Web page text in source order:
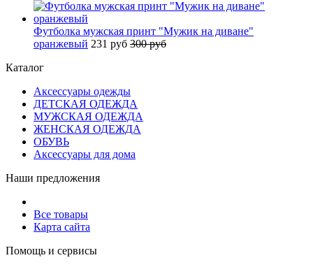
Футболка мужская принт "Мужик на диване"
оранжевый 231 руб 300 руб
Каталог
Аксессуары одежды
ДЕТСКАЯ ОДЕЖДА
МУЖСКАЯ ОДЕЖДА
ЖЕНСКАЯ ОДЕЖДА
ОБУВЬ
Аксессуары для дома
Наши предложения
Все товары
Карта сайта
Помощь и сервисы